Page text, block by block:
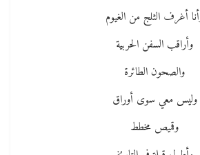
أغرف الثلج من الغيوم
وأراقب السفن الحربية
والصحون الطائرة
وليس معي سوى أوراق
وقميص مخطط